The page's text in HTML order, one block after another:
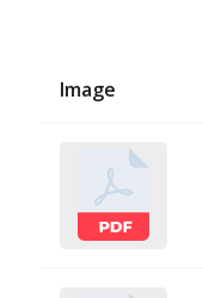
Image